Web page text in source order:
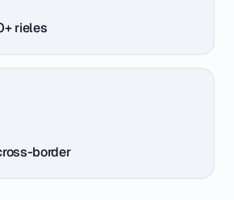
rieles
border